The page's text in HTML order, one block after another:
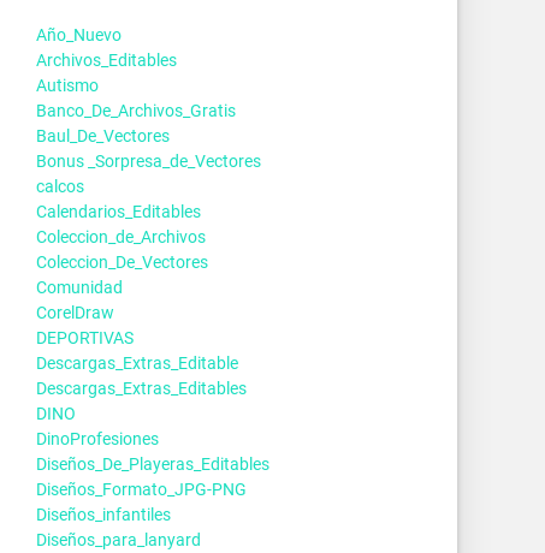
Año_Nuevo
Archivos_Editables
Autismo
Banco_De_Archivos_Gratis
Baul_De_Vectores
Bonus _Sorpresa_de_Vectores
calcos
Calendarios_Editables
Coleccion_de_Archivos
Coleccion_De_Vectores
Comunidad
CorelDraw
DEPORTIVAS
Descargas_Extras_Editable
Descargas_Extras_Editables
DINO
DinoProfesiones
Diseños_De_Playeras_Editables
Diseños_Formato_JPG-PNG
Diseños_infantiles
Diseños_para_lanyard